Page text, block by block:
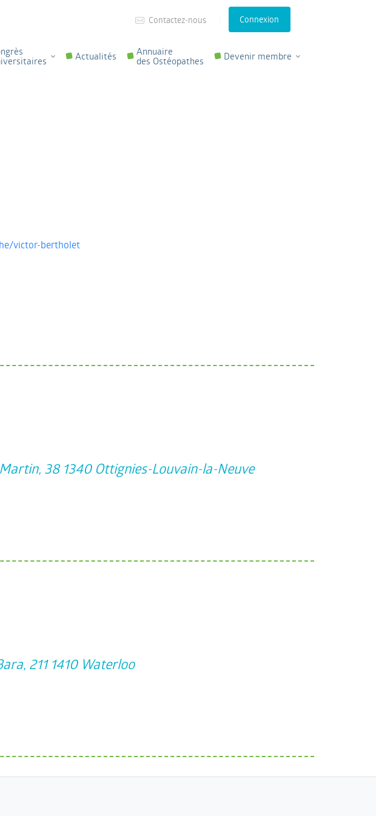
Contactez-nous Connexion
Actualités
Annuaire
des Ostéopathes
Devenir membre
victor-bertholet
38 1340 Ottignies-Louvain-la-Neuve
211 1410 Waterloo